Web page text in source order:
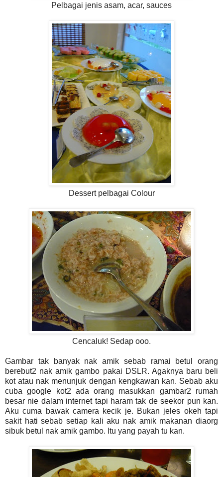
Pelbagai jenis asam, acar, sauces
Dessert pelbagai Colour
Cencaluk! Sedap ooo.
Gambar tak banyak nak amik sebab ramai betul orang
berebut2 nak amik gambo pakai DSLR. Agaknya baru beli
kot atau nak menunjuk dengan kengkawan kan. Sebab aku
cuba google kot2 ada orang masukkan gambar2 rumah
besar nie dalam internet tapi haram tak de seekor pun kan.
Aku cuma bawak camera kecik je. Bukan jeles okeh tapi
sakit hati sebab setiap kali aku nak amik makanan diaorg
sibuk betul nak amik gambo. Itu yang payah tu kan.